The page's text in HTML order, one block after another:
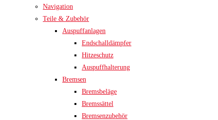
Navigation
Teile & Zubehör
Auspuffanlagen
Endschalldämpfer
Hitzeschutz
Auspuffhalterung
Bremsen
Bremsbeläge
Bremssättel
Bremsenzubehör